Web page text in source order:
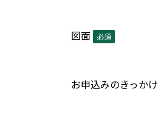
図面 必須
お申込みのきっかけ